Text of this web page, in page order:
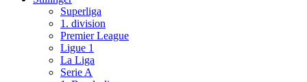
Superliga
1. division
Premier League
Ligue 1
La Liga
Serie A